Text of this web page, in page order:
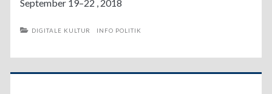
September 19–22 , 2018
DIGITALE KULTUR INFO POLITIK